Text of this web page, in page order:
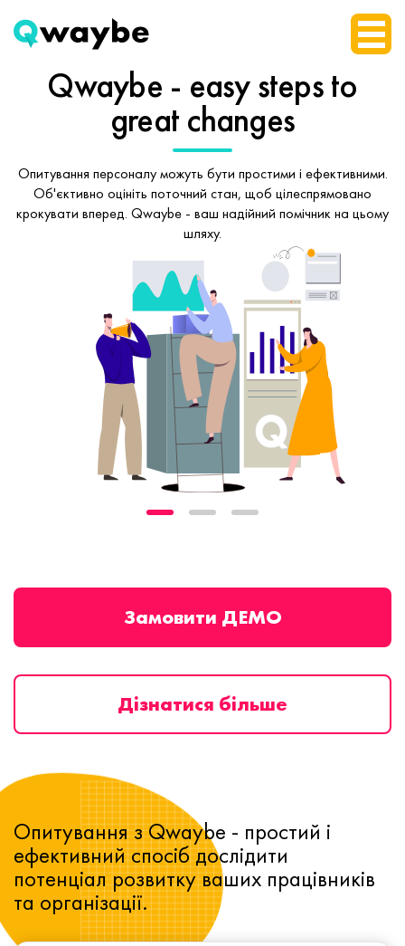
Qwaybe - easy stepsto
great changes
Опитування персоналу можуть бути простими і ефективними.
Об'єктивно оцініть поточний стан, щоб цілеспрямовано
крокувати вперед. Qwaybe - ваш надійний помічник на цьому
шляху.
Замовити ДЕМО
Дізнатися більше
Опитування з Qwaybe - простий і
ефективний спосіб дослідити
потенціал розвитку ваших працівників
та організації.